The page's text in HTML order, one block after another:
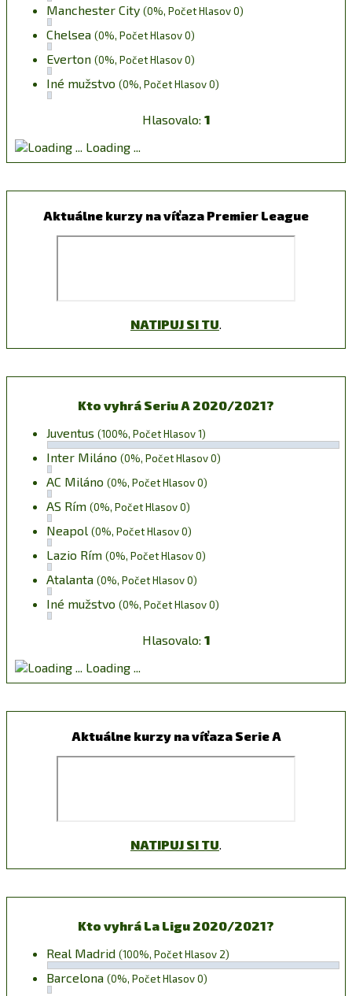
Manchester City (0%, Počet Hlasov 0)
Chelsea (0%, Počet Hlasov 0)
Everton (0%, Počet Hlasov 0)
Iné mužstvo (0%, Počet Hlasov 0)
Hlasovalo: 1
Loading ...
Aktuálne kurzy na víťaza Premier League
NATIPUJ SI TU.
Kto vyhrá Seriu A 2020/2021?
Juventus (100%, Počet Hlasov 1)
Inter Miláno (0%, Počet Hlasov 0)
AC Miláno (0%, Počet Hlasov 0)
AS Rím (0%, Počet Hlasov 0)
Neapol (0%, Počet Hlasov 0)
Lazio Rím (0%, Počet Hlasov 0)
Atalanta (0%, Počet Hlasov 0)
Iné mužstvo (0%, Počet Hlasov 0)
Hlasovalo: 1
Loading ...
Aktuálne kurzy na víťaza Serie A
NATIPUJ SI TU.
Kto vyhrá La Ligu 2020/2021?
Real Madrid (100%, Počet Hlasov 2)
Barcelona (0%, Počet Hlasov 0)